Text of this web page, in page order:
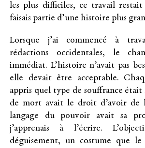
les plus difficiles, ce travail
faisais partie d’une histoire plus
Lorsque j’ai commencé à
rédactions occidentales, le
immédiat. L’histoire n’avait pas
elle devait être acceptable.
appris quel type de souffrance
de mort avait le droit d’avoir de
langage du pouvoir avait sa
j’apprenais à l’écrire.
déguisement, un costume que